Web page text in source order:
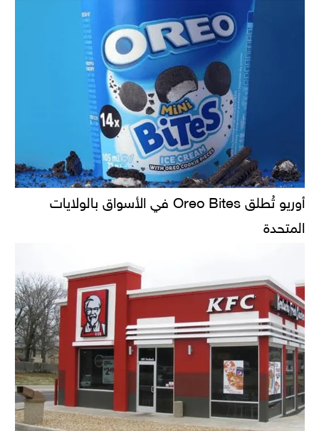
أوريو تُطلق Oreo Bites في الأسواق بالولايات
المتحدة